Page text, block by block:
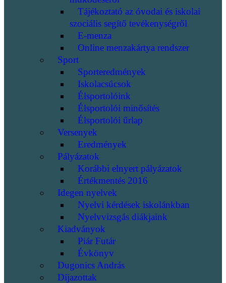
Tájékoztató az óvodai és iskolai
szociális segítő tevékenységről
E-menza
Online menzakártya rendszer
Sport
Sporteredmények
Iskolacsúcsok
Élsportolóink
Élsportolói minősítés
Élsportolói űrlap
Versenyek
Eredmények
Pályázatok
Korábbi elnyert pályázatok
Értékmentés 2016
Idegen nyelvek
Nyelvi kérdések iskolánkban
Nyelvvizsgás diákjaink
Kiadványok
Piár Futár
Évkönyv
Dugonics András
Díjazottak